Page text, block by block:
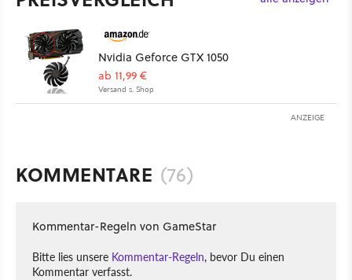
Nvidia Geforce GTX 1050
ab 11,99 €
Versand s. Shop
ANZEIGE
KOMMENTARE (76)
Kommentar-Regeln von GameStar
Bitte lies unsere Kommentar-Regeln, bevor Du einen
Kommentar verfasst.